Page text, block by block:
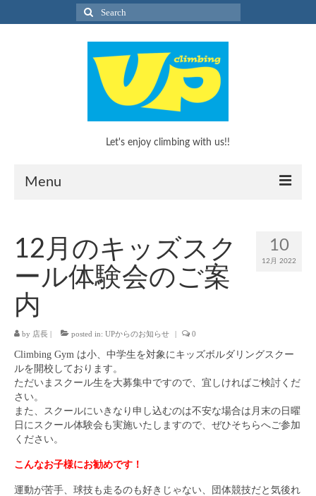
Search
for:
Let's enjoy climbing with us!!
Menu
What’s Climbing?
KEEP CLIMBINGのススメ！
キッズボルダリングスクール
キッズボルダリングスクール
よくある質問
姿勢と健康・スポーツパフォーマンス
About Us
10
12月 2022
12月のキッズスク
ール体験会のご案
内
by 店長 | posted in: UPからのお知らせ | 0
Climbing Gym は小、中学生を対象にキッズボルダリングスクー
ルを開校しております。
ただいまスクール生を大募集中ですので、宜しければご検討くだ
さい。
また、スクールにいきなり申し込むのは不安な場合は月末の日曜
日にスクール体験会も実施いたしますので、ぜひそちらへご参加
ください。
こんなお子様にお勧めです！
運動が苦手、球技も走るのも好きじゃない、団体競技だと気後れ